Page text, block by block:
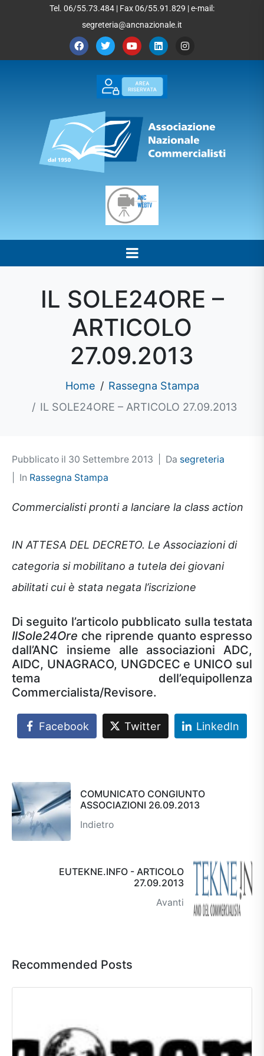
Tel. 06/55.73.484 | Fax 06/55.91.829 | e-mail:
segreteria@ancnazionale.it
IL SOLE24ORE –
ARTICOLO
27.09.2013
Home
Rassegna Stampa
IL SOLE24ORE – ARTICOLO 27.09.2013
Pubblicato il 30 Settembre 2013 Da segreteria
In Rassegna Stampa
Commercialisti pronti a lanciare la class action
IN ATTESA DEL DECRETO. Le Associazioni di
categoria si mobilitano a tutela dei giovani
abilitati cui è stata negata l’iscrizione
Di seguito l’articolo pubblicato sulla testata
IlSole24Ore che riprende quanto espresso
dall’ANC insieme alle associazioni ADC,
AIDC, UNAGRACO, UNGDCEC e UNICO sul
tema dell’equipollenza
Commercialista/Revisore.
Facebook Twitter LinkedIn
COMUNICATO CONGIUNTO
ASSOCIAZIONI 26.09.2013
Indietro
EUTEKNE.INFO - ARTICOLO
27.09.2013
Avanti
Recommended Posts